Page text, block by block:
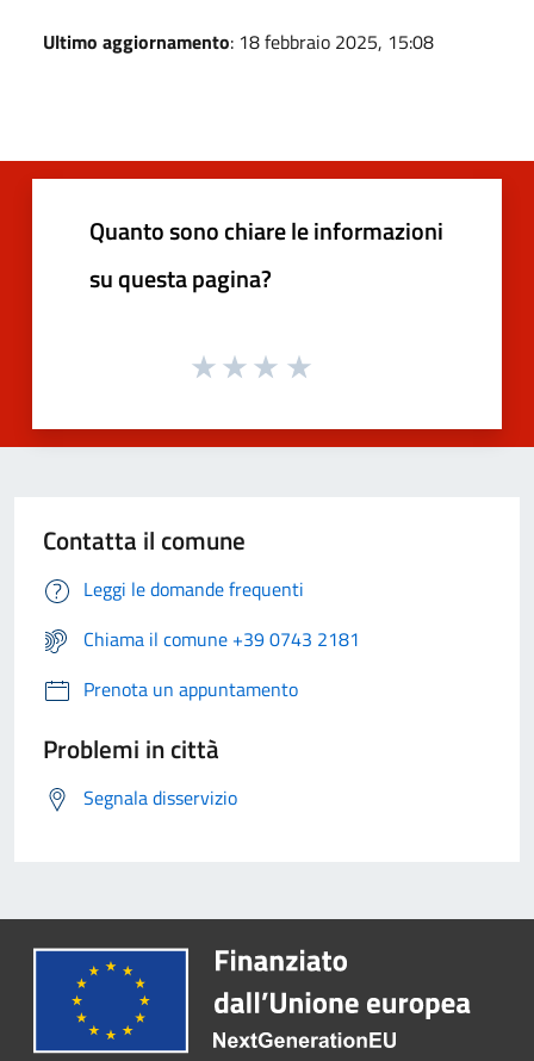
Ultimo aggiornamento: 18 febbraio 2025, 15:08
Quanto sono chiare le informazioni
su questa pagina?
Contatta il comune
Leggi le domande frequenti
Chiama il comune +39 0743 2181
Prenota un appuntamento
Problemi in città
Segnala disservizio